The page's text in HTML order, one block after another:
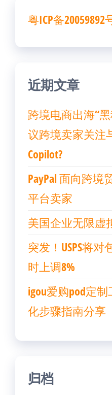
粤ICP备20059892
近期文章
跨境电商出海“
议跨境卖家关注
Copilot?
PayPal 面向跨境
平台卖家
美国企业无限虚
突发！USPS将
时上调8%
igou爱购pod定
化步骤指南分享
归档